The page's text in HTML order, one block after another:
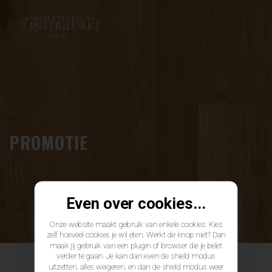
PROMOTIE
Even over cookies...
Onze website maakt gebruik van enkele cookies. Kies
zelf hoeveel cookies je wil eten. Werkt de knop niet? Dan
maak jij gebruik van een plugin of browser die je belet
verder te gaan. Je kan dan even de shield modus
uitzetten, alles weigeren, en dan de shield modus weer